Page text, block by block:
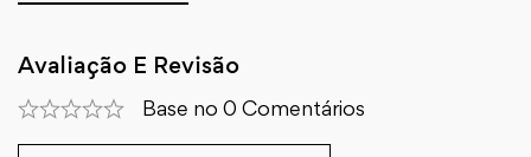
Avaliação E Revisão
Base no 0 Comentários